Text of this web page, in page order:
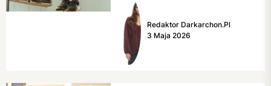
najpopularniejszych rodzajów
odżywek...Redaktor Darkarchon.pl
3 Maja 2026